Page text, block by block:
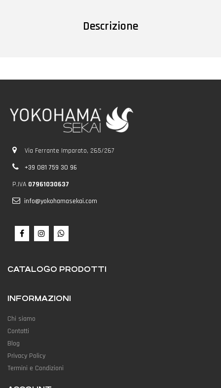
Descrizione
Via Ferrante Imparato, 265/267
+39 081 759 30 96
P.IVA 07961030637
info@yokohamasekai.com
CATALOGO PRODOTTI
INFORMAZIONI
Chi siamo
Contatti
Blog
Privacy Policy
Termini e Condizioni